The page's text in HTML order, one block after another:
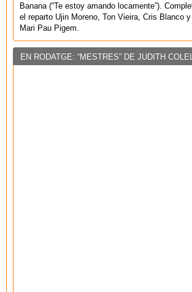
Banana (“Te estoy amando locamente”).
el reparto Ujin Moreno, Ton Vieira, Cris Blanco y
Mari Pau Pigem.
EN RODATGE: “MESTRES” DE JUDITH